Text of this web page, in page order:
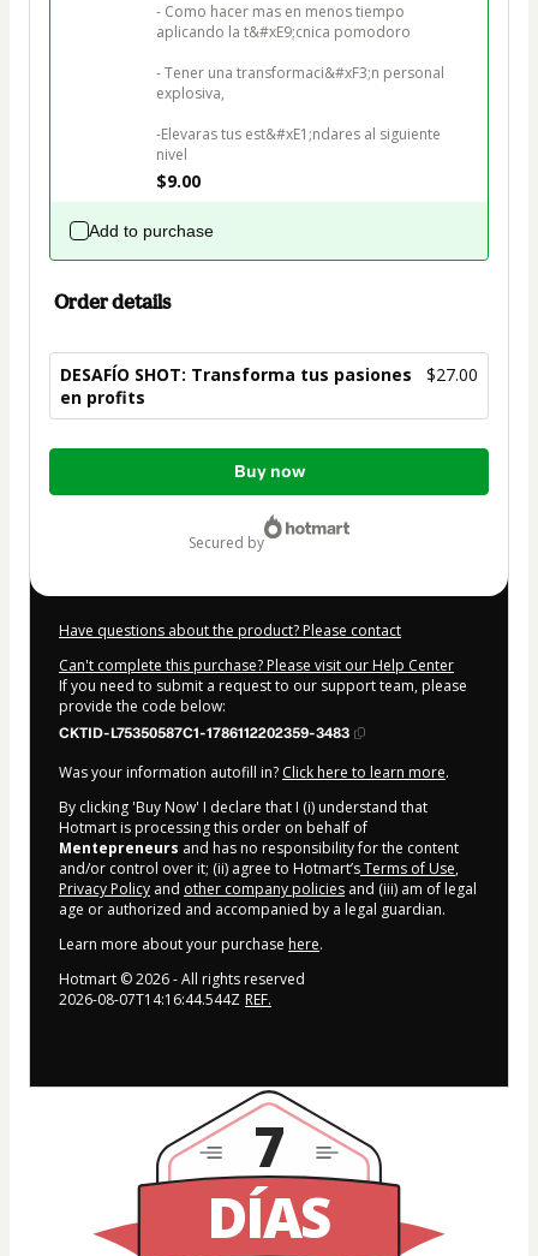
- Como hacer mas en menos tiempo
aplicando la t&#xE9;cnica pomodoro
- Tener una transformaci&#xF3;n personal
explosiva,
-Elevaras tus est&#xE1;ndares al siguiente
nivel
$9.00
Add to purchase
Order details
DESAFÍO SHOT: Transforma tus pasiones
en profits
$27.00
Total
Buy now
secured by
Have questions about the product? Please contact
Can't complete this purchase? Please visit our Help Center
If you need to submit a request to our support team, please
provide the code below:
CKTID-L75350587C1-1786112202359-3483
Was your information autofill in? Click here to learn more.
By clicking 'Buy Now' I declare that I (i) understand that
Hotmart is processing this order on behalf of
Mentepreneurs and has no responsibility for the content
and/or control over it; (ii) agree to Hotmart’sTerms of Use,
Privacy Policy and other company policies and (iii) am of legal
age or authorized and accompanied by a legal guardian.
Learn more about your purchase here.
Hotmart ©2026- All rights reserved
2026-08-07T14:16:44.544Z REF.
DÍAS
7